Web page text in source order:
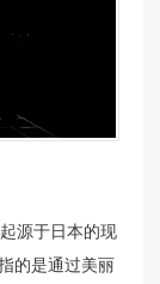
源于日本的现
的是通过美丽